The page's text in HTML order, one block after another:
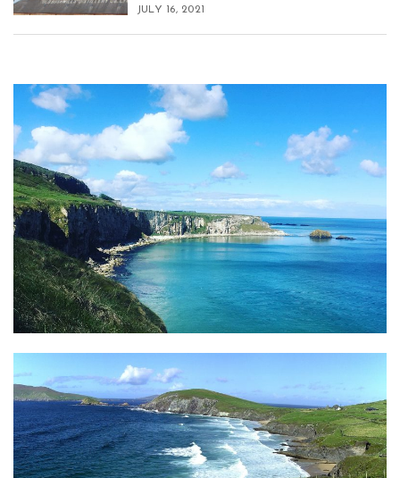
JULY 16, 2021